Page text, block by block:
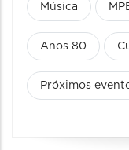
Música
Anos 80
Próximos